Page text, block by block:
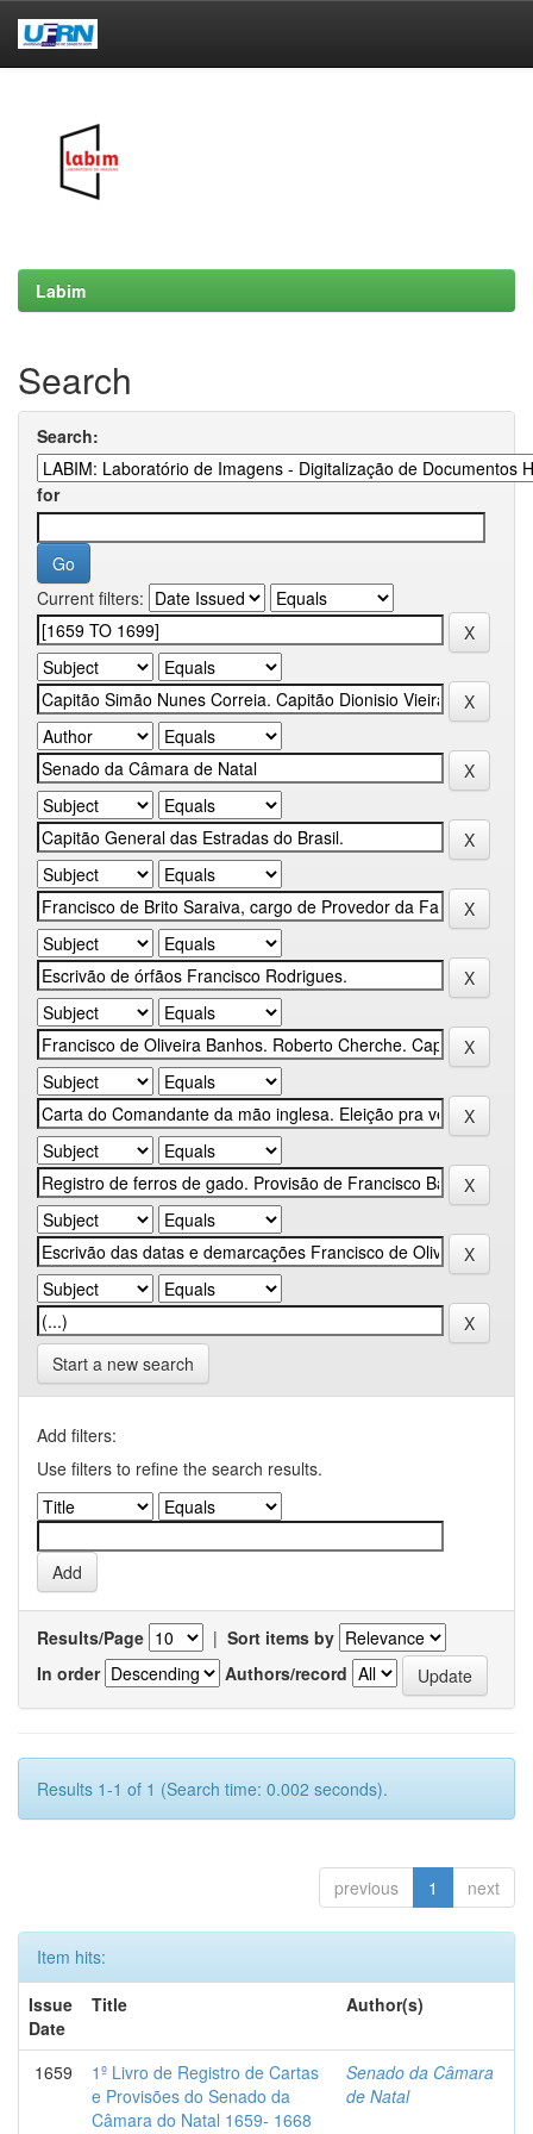
Labim
Search
Search:
for
Current filters:
Start a new search
Add filters:
Use filters to refine the search results.
Results/Page | Sort items by
In order
Authors/record
Results 1-1 of 1 (Search time: 0.002 seconds).
previous 1 next
Item hits:
Issue
Date
Title Author(s)
1659
1º Livro de Registro de Cartas
e Provisões do Senado da
Câmara do Natal 1659- 1668
Senado da Câmara
de Natal